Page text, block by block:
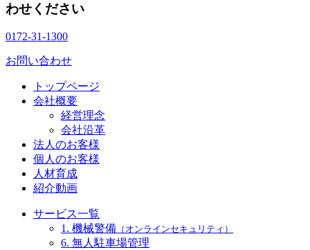
わせください
0172-31-1300
お問い合わせ
トップページ
会社概要
経営理念
会社沿革
法人のお客様
個人のお客様
人材育成
紹介動画
サービス一覧
1. 機械警備 （オンラインセキュリティ）
6. 無人駐車場管理